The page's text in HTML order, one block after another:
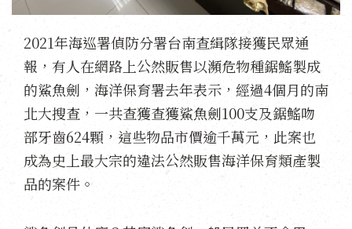
2021年海巡署偵防分署台南查緝隊接獲民眾通
報，有人在網路上公然販售以瀕危物種鋸鰩製成
的鯊魚劍，海洋保育署去年表示，經過4個月的南
北大搜查，一共查獲查獲鯊魚劍100支及鋸鰩吻
部牙齒624顆，這些物品市價逾千萬元，此案也
成為史上最大宗的違法公然販售海洋保育類產製
品的案件。